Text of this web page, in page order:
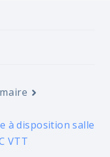
à disposition salle
VTT